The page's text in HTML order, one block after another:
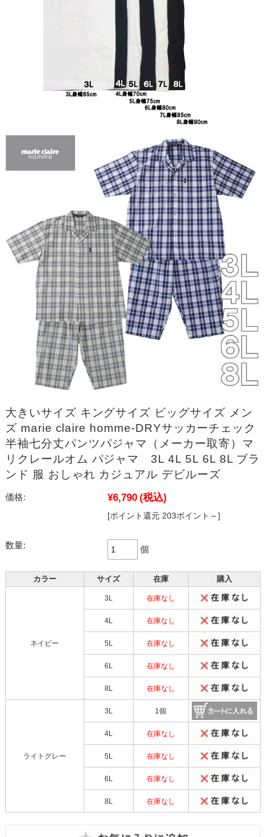
大きいサイズ キングサイズ ビッグサイズ メン
ズ marie claire homme-DRYサッカーチェック
半袖七分丈パンツパジャマ（メーカー取寄）マ
リクレールオム パジャマ 3L 4L 5L 6L 8L ブラ
ンド 服 おしゃれ カジュアル デビルーズ
価格: ¥6,790 (税込)
[ポイント還元 203ポイント～]
数量: 個
カラー サイズ 在庫 購入
ネイビー
3L 在庫なし
4L 在庫なし
5L 在庫なし
6L 在庫なし
8L 在庫なし
ライトグレー
3L 1個
4L 在庫なし
5L 在庫なし
6L 在庫なし
8L 在庫なし